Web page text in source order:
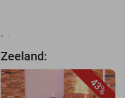
43%